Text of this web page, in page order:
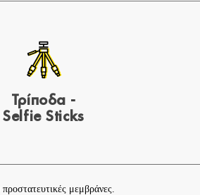
Τρίποδα -
Selfie Sticks
προστατευτικές μεμβράνες